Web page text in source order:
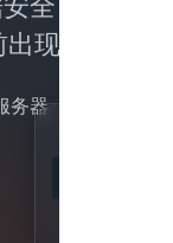
全，随时随
现问题的服
务器